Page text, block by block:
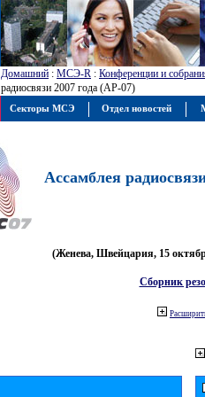
Домашний : МСЭ-R : Конференции и
радиосвязи 2007 года (АР-07)
Ассамблея
(Женева, Швейцария, 15
Сборник
Секторы МСЭ Отдел новостей